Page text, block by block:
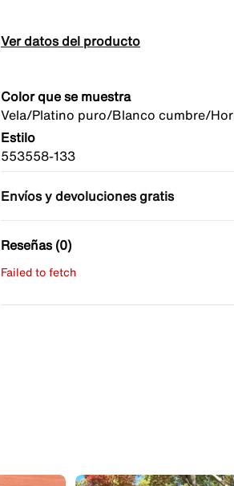
Ver datos del producto
Color que se muestra
Vela/Platino puro/Blanco cumbre/
Estilo
553558-133
Envíos y devoluciones gratis
Reseñas (0)
Failed to fetch